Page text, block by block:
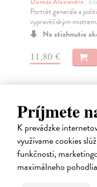
Príjmete
K prevádzke
využívame cookies
funkčnosti,
maximálneho
Portrét generála a
vypravěčským mistrem.
Na stiahnutie
11,80 €
Ďalšie z
svetové a